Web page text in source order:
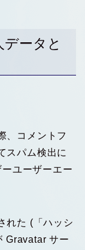
ータと
、コメントフ
スパム検出に
ユーザーエー
れた (「ハッシ
Gravatar サー